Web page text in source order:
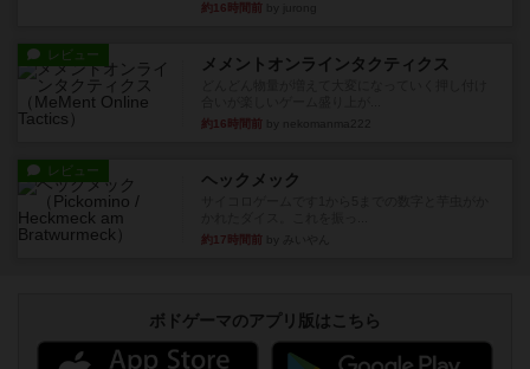
約16時間前
レビュー メメントオンラインタクティクス
約16時間前
レビュー ヘックメック
約17時間前
ボドゲーマのアプリ版はこちら